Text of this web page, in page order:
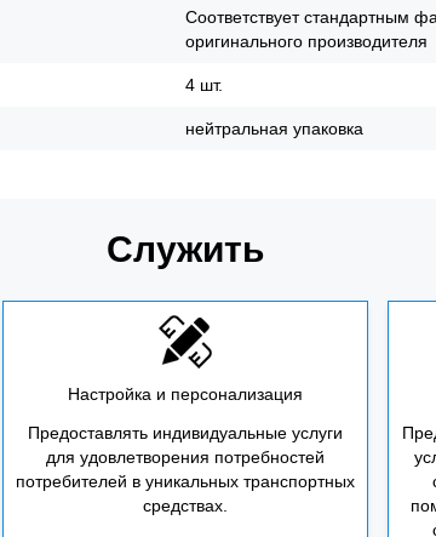
Соответствует стандартным
оригинального производителя
4 шт.
нейтральная упаковка
Служить
Настройка и персонализация
Предоставлять индивидуальные услуги
для удовлетворения потребностей
потребителей в уникальных транспортных
средствах.